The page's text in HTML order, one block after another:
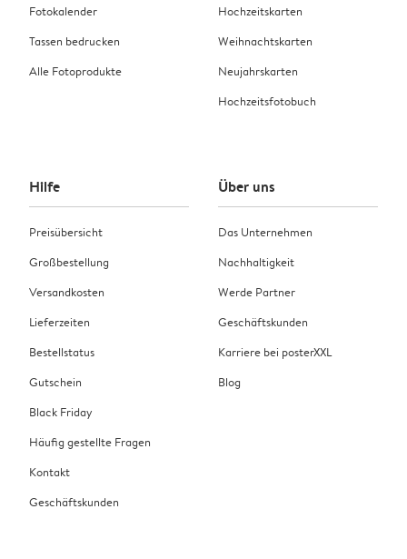
Fotokalender
Tassen bedrucken
Alle Fotoprodukte
Hochzeitskarten
Weihnachtskarten
Neujahrskarten
Hochzeitsfotobuch
Hilfe
Preisübersicht
Großbestellung
Versandkosten
Lieferzeiten
Bestellstatus
Gutschein
Black Friday
Häufig gestellte Fragen
Kontakt
Geschäftskunden
Über uns
Das Unternehmen
Nachhaltigkeit
Werde Partner
Geschäftskunden
Karriere bei posterXXL
Blog